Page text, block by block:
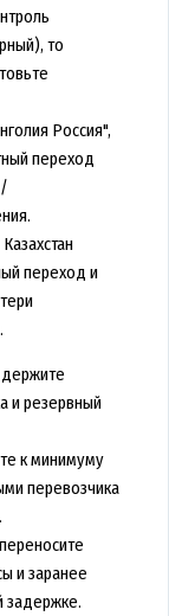
то
Россия",
переход
переход и
держите
и резервный
к минимуму
перевозчика
и заранее
задержке.